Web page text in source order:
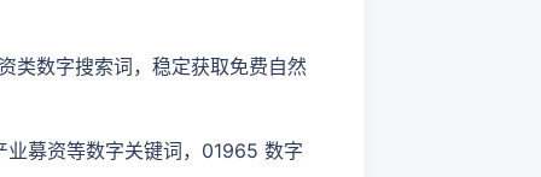
类数字搜索词，稳定获取免费自然
募资等数字关键词，01965 数字